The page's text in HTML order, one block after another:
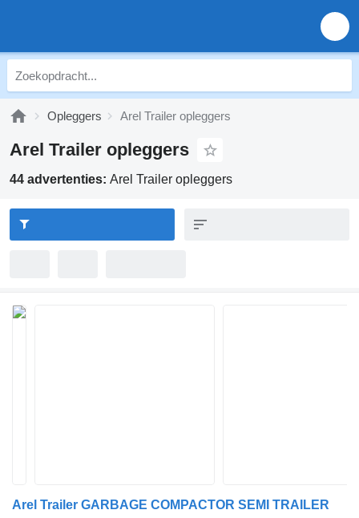
Opleggers Arel Trailer opleggers
Arel Trailer opleggers
44 advertenties: Arel Trailer opleggers
Arel Trailer GARBAGE COMPACTOR SEMI TRAILER